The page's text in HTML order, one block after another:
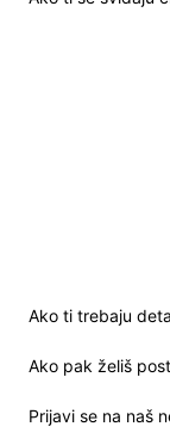
Ako ti trebaju
Ako pak želiš
Prijavi se na naš